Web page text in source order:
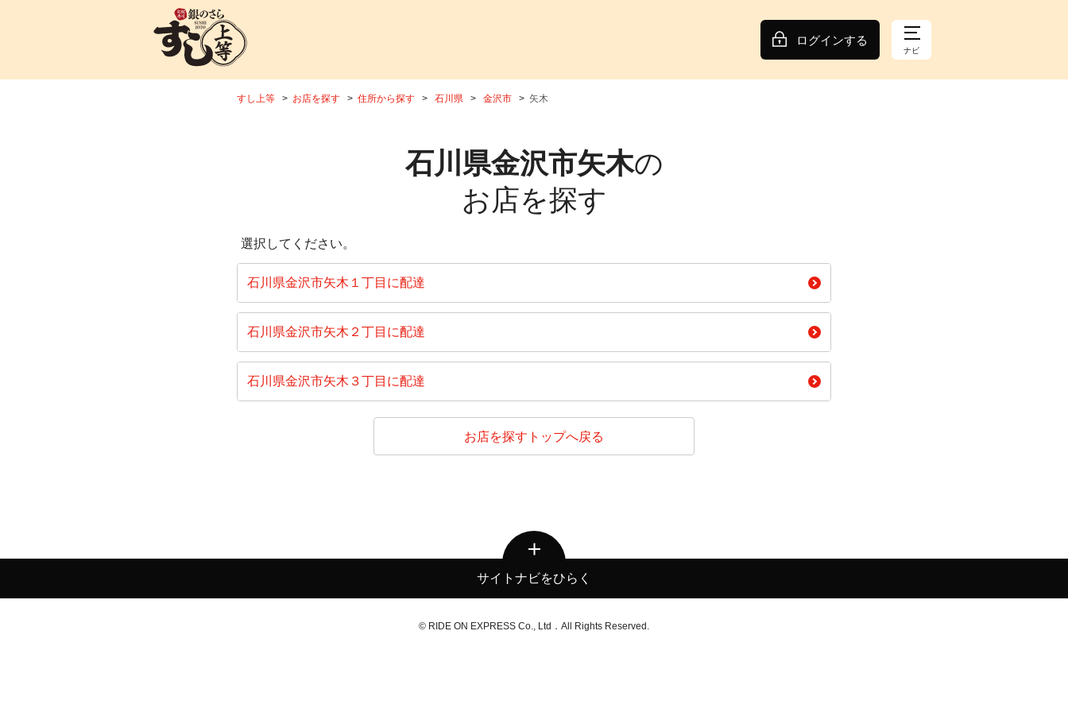
ログインする
ナビ
すし上等 お店を探す 住所から探す 石川県 金沢市 矢木
石川県金沢市矢木の
お店を探す
選択してください。
石川県金沢市矢木１丁目に配達
石川県金沢市矢木２丁目に配達
石川県金沢市矢木３丁目に配達
お店を探すトップへ戻る
サイトナビをひらく
© RIDE ON EXPRESS Co., Ltd．All Rights Reserved.